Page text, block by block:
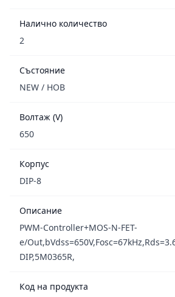
Налично количество
2
Състояние
NEW / НОВ
Волтаж (V)
650
Корпус
DIP-8
Описание
PWM-Controller+MOS-N-FET-
e/
DIP,5M0365R,
Код на продукта